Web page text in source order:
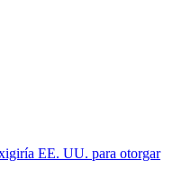
EE. UU. para otorgar